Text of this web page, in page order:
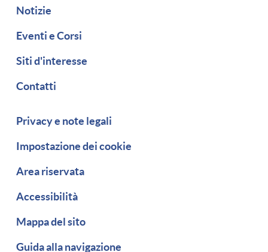
Notizie
Eventi e Corsi
Siti d'interesse
Contatti
Piè di pagina
Privacy e note legali
Impostazione dei cookie
Area riservata
Accessibilità
Mappa del sito
Guida alla navigazione